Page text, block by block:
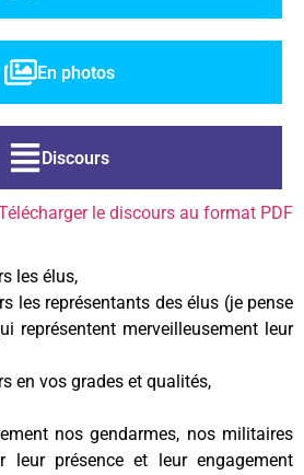
En photos
Discours
le discours au format PDF
les élus,
les représentants des élus (je pense
représentent merveilleusement leur
en vos grades et qualités,
nos gendarmes, nos militaires
leur présence et leur engagement